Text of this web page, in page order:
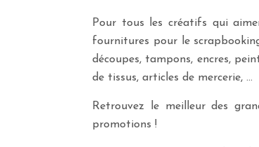
Pour tous les créatifs qui
fournitures pour le
découpes, tampons, encres,
de tissus, articles de mercerie, …
Retrouvez le meilleur des
promotions !